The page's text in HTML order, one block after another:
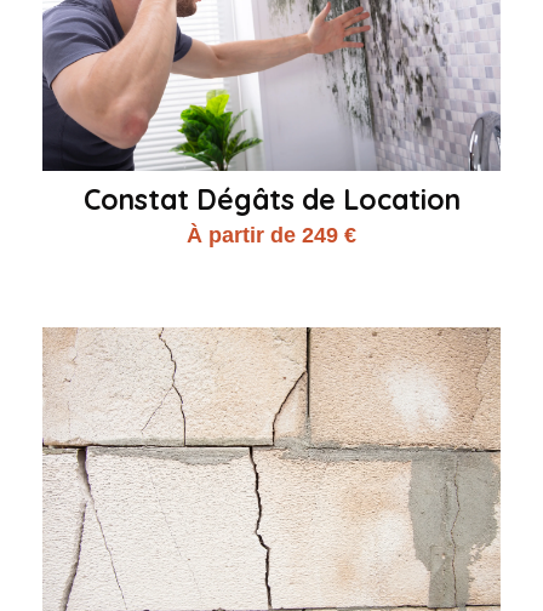
Constat Dégâts de Location
À partir de 249 €